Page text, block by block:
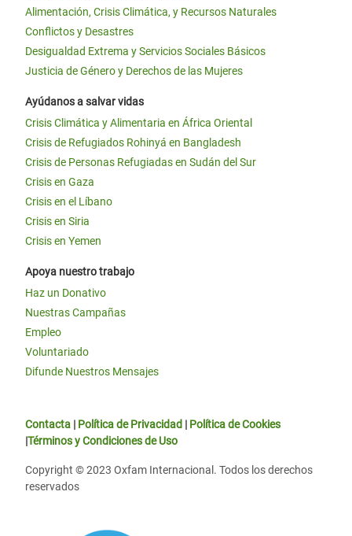
Alimentación, Crisis Climática, y Recursos Naturales
Conflictos y Desastres
Desigualdad Extrema y Servicios Sociales Básicos
Justicia de Género y Derechos de las Mujeres
Ayúdanos a salvar vidas
Crisis Climática y Alimentaria en África Oriental
Crisis de Refugiados Rohinyá en Bangladesh
Crisis de Personas Refugiadas en Sudán del Sur
Crisis en Gaza
Crisis en el Líbano
Crisis en Siria
Crisis en Yemen
Apoya nuestro trabajo
Haz un Donativo
Nuestras Campañas
Empleo
Voluntariado
Difunde Nuestros Mensajes
Contacta | Política de Privacidad | Política de Cookies
|Términos y Condiciones de Uso
Copyright © 2023 Oxfam Internacional. Todos los derechos
reservados